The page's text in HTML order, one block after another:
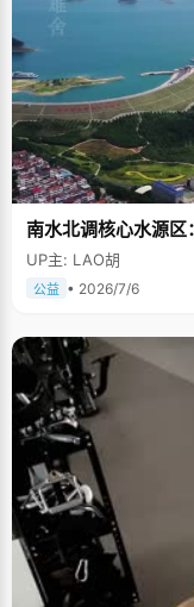
南水北调核心水源区
UP主: LAO胡
公益 • 2026/7/6